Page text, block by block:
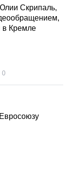
Скрипаль,
в Кремле
0